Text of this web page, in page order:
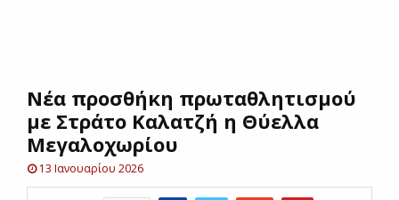
UΝέα προσθήκη πρωταθλητισμού
με Στράτο Καλατζή η Θύελλα
Μεγαλοχωρίου
13 Ιανουαρίου 2026